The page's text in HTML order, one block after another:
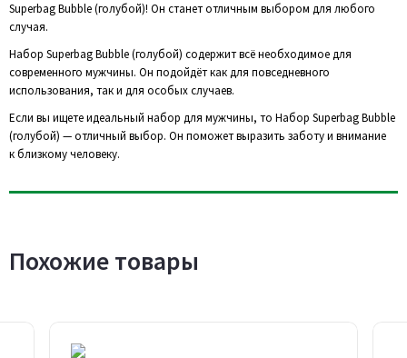
Superbag Bubble (голубой)! Он станет отличным выбором для любого
случая.
Набор Superbag Bubble (голубой) содержит всё необходимое для
современного мужчины. Он подойдёт как для повседневного
использования, так и для особых случаев.
Если вы ищете идеальный набор для мужчины, то Набор Superbag Bubble
(голубой) — отличный выбор. Он поможет выразить заботу и внимание
к близкому человеку.
Похожие товары